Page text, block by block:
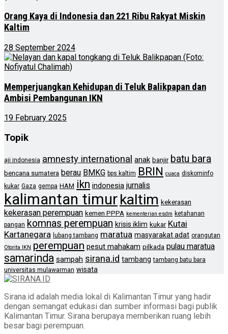
Orang Kaya di Indonesia dan 221 Ribu Rakyat Miskin
Kaltim
28 September 2024
Memperjuangkan Kehidupan di Teluk Balikpapan dan
Ambisi Pembangunan IKN
19 February 2025
Topik
aji indonesia amnesty international anak banjir batu bara
bencana sumatera berau BMKG bps kaltim BRIN cuaca diskominfo
kukar Gaza gempa HAM ikn indonesia jurnalis
kalimantan timurkaltim kekerasan
kekerasan perempuan kemen PPPA kementerian esdm ketahanan
pangan komnas perempuan krisis iklim kukar Kutai
Kartanegara lubang tambang maratua masyarakat adat orangutan
Otorita IKN perempuan pesut mahakam pilkada pulau maratua
samarinda sampah sirana.id tambang tambang batu bara
universitas mulawarman wisata
Sirana.id adalah media lokal di Kalimantan Timur yang hadir
dengan semangat edukasi dan sumber informasi bagi publik
Kalimantan Timur. Sirana berupaya memberikan ruang lebih
besar bagi perempuan.